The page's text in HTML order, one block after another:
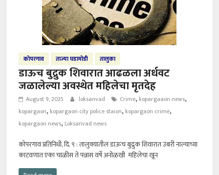
कोपरगाव ताज्या घडामोडी तालुका
डाऊच बुद्रुक शिवारात आढळला अर्धवट
जळालेल्या अवस्थेत महिलेचा मृतदेह
August 9, 2025 loksanvad Crime, kopargaaon news,
kopargaon, kopargaon city police staion, kopargaon crime,
kopargaon news, Loksanvad news
कोपरगाव प्रतिनिधी, दि. ९ : तालुक्यातील डाऊच बुद्रुक शिवारात उंबरी नाल्याच्या
काटवणात एका चाळीस ते पन्नास वर्षे अनोळखी महिलेचा खून